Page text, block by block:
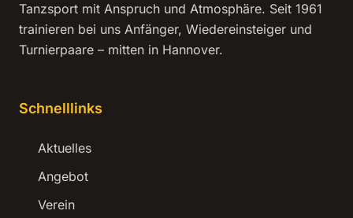
Tanzsport mit Anspruch und Atmosphäre. Seit 1961
trainieren bei uns Anfänger, Wiedereinsteiger und
Turnierpaare – mitten in Hannover.
Schnelllinks
Aktuelles
Angebot
Verein